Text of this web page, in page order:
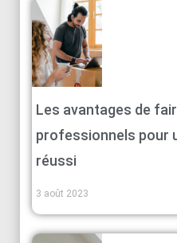
Les avantages de
professionnels pour
réussi
3 août 2023